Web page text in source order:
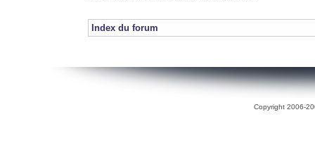
Index du forum
Copyright 2006-